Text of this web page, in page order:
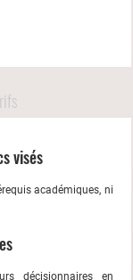
visés
académiques, ni
décisionnaires en